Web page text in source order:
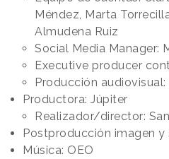
Méndez, Marta
Almudena Ruiz
Social Media Manager:
Executive producer
Producción
Productora: Júpiter
Realizador/director:
Postproducción imagen y
Música: OEO